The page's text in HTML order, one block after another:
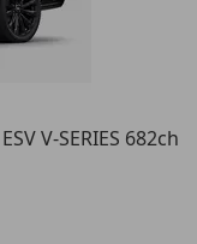
V-SERIES 682ch